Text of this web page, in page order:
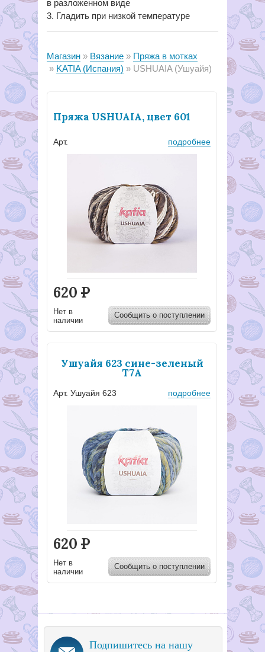
в разложенном виде
3. Гладить при низкой температуре
Магазин Вязание
Пряжа в мотках
KATIA (Испания)
USHUAIA (Ушуайя)
Пряжа USHUAIA, цвет 601
Арт. подробнее
620 Р
Нет в
наличии
Сообщить о поступлении
Ушуайя 623 сине-зеленый
Т7А
Арт. Ушуайя 623 подробнее
620 Р
Нет в
наличии
Сообщить о поступлении
Подпишитесь на нашу